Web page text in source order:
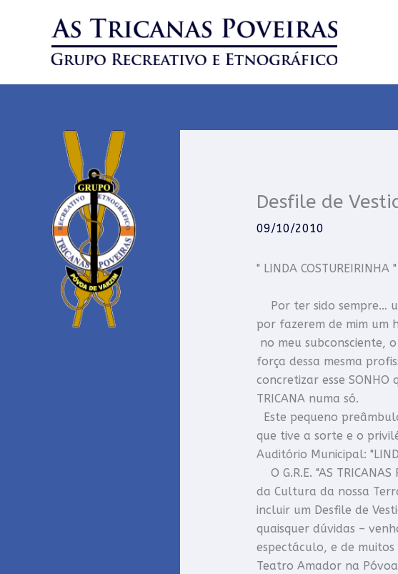
Desfile de
09/10/2010
" LINDA COSTUREIRINHA "
Por ter sido sempre…
por fazerem de mim um
no meu subconsciente,
força dessa mesma
concretizar esse SONHO
TRICANA numa só.
Este pequeno
que tive a sorte e o
Auditório Municipal:
O G.R.E. "AS
da Cultura da nossa
incluir um Desfile de
quaisquer dúvidas –
espectáculo, e de
Teatro Amador na